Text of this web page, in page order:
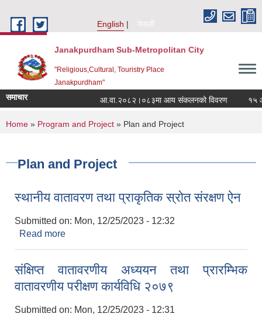
English
नेपाली
Janakpurdham Sub-Metropolitan City
"Religious,Cultural, Touristry Place
Janakpurdham"
समाचार आ.वा.२०८२।०८३मा आय संकलनको विवरण १५ औं
You are here
Home » Program and Project » Plan and Project
Plan and Project
स्थानीय वातावरण तथा प्राकृतिक स्रोत संरक्षण ऐन
Submitted on: Mon, 12/25/2023 - 12:32
Read more
संक्षिप्त वातावरणीय अध्ययन तथा प्रारम्भिक
वातावरणीय परीक्षण कार्यविधि २०७९
Submitted on: Mon, 12/25/2023 - 12:31